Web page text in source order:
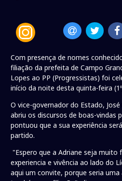
Com presença de nomes
filiação da prefeita de Campo
Lopes ao PP (Progressistas) foi
início da noite desta quinta-feira
O vice-governador do Estado,
abriu os discursos de boas-vindas
pontuou que a sua experiência
partido.
"Espero que a Adriane seja muito
experiencia e vivência ao lado do
aqui um convite, porque seria